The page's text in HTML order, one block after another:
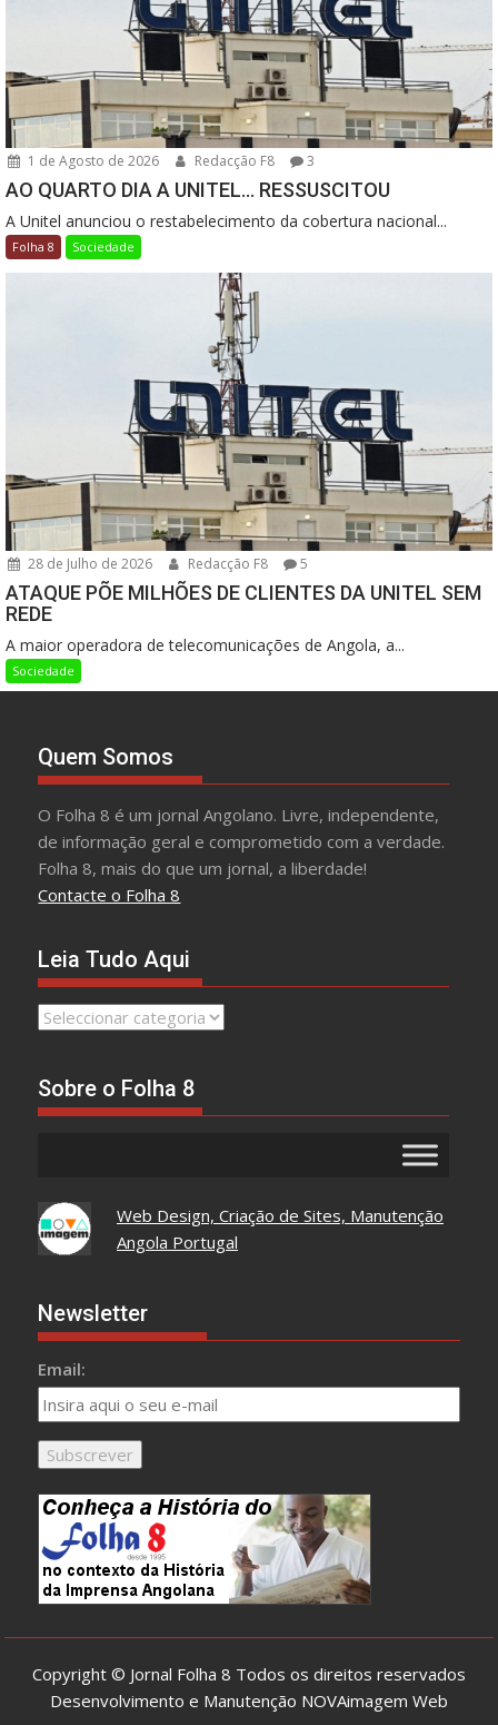
1 de Agosto de 2026 Redacção F8 3
AO QUARTO DIA A UNITEL… RESSUSCITOU
A Unitel anunciou o restabelecimento da cobertura nacional...
Folha 8 Sociedade
28 de Julho de 2026 Redacção F8 5
ATAQUE PÕE MILHÕES DE CLIENTES DA UNITEL SEM
REDE
A maior operadora de telecomunicações de Angola, a...
Sociedade
Quem Somos
O Folha 8 é um jornal Angolano. Livre, independente,
de informação geral e comprometido com a verdade.
Folha 8, mais do que um jornal, a liberdade!
Contacte o Folha 8
Leia Tudo Aqui
Leia
Sobre o Folha 8
Web Design, Criação de Sites, Manutenção
Angola Portugal
Newsletter
Email:
Copyright © Jornal Folha 8 Todos os direitos reservados
Desenvolvimento e Manutenção NOVAimagem Web